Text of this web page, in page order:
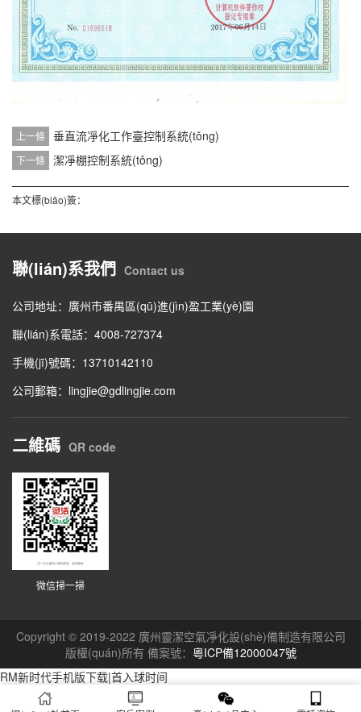
上一條 垂直流凈化工作臺控制系統(tǒng)
下一條 潔凈棚控制系統(tǒng)
本文標(biāo)簽：
聯(lián)系我們 Contact us
公司地址：廣州市番禺區(qū)進(jìn)盈工業(yè)園
聯(lián)系電話：4008-727374
手機(jī)號碼：13710142110
公司郵箱：lingjie@gdlingjie.com
二維碼 QR code
微信掃一掃
Copyright © 2019-2022 廣州靈潔空氣凈化設(shè)備制造有限公司
版權(quán)所有 備案號： 粵ICP備12000047號
RM新时代手机版下载|首入球时间